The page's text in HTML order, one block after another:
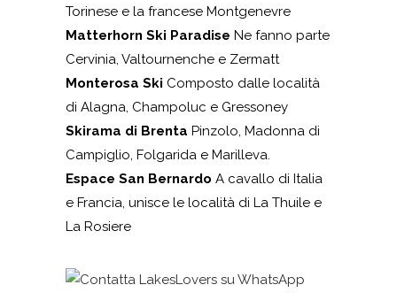
Torinese e la francese Montgenevre
Matterhorn Ski Paradise Ne fanno parte
Cervinia, Valtournenche e Zermatt
Monterosa Ski Composto dalle località
di Alagna, Champoluc e Gressoney
Skirama di Brenta Pinzolo, Madonna di
Campiglio, Folgarida e Marilleva.
Espace San Bernardo A cavallo di Italia
e Francia, unisce le località di La Thuile e
La Rosiere